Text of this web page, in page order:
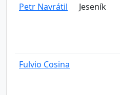
Petr Navrátil
Jeseník
Fulvio Cosina